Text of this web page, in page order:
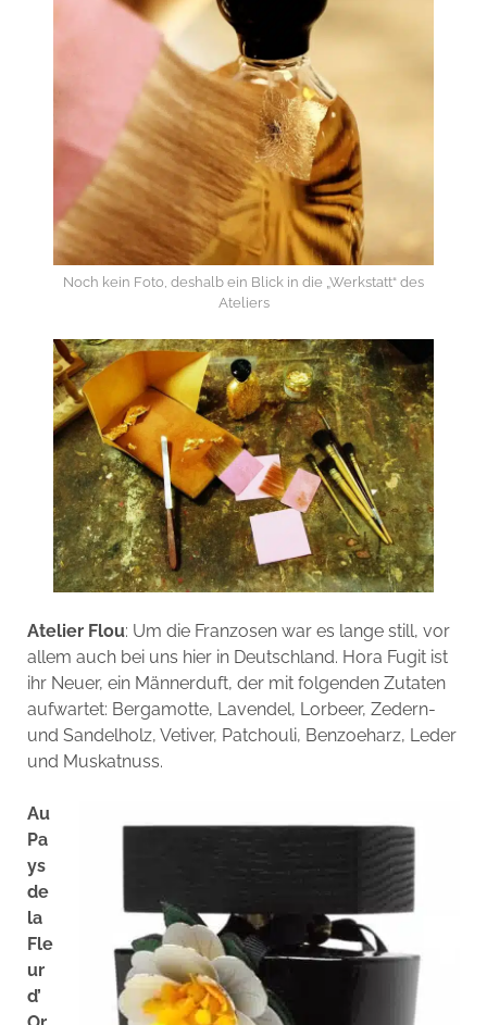
Noch kein Foto, deshalb ein Blick in die „Werkstatt“ des
Ateliers
Atelier Flou: Um die Franzosen war es lange still, vor
allem auch bei uns hier in Deutschland. Hora Fugit ist
ihr Neuer, ein Männerduft, der mit folgenden Zutaten
aufwartet: Bergamotte, Lavendel, Lorbeer, Zedern-
und Sandelholz, Vetiver, Patchouli, Benzoeharz, Leder
und Muskatnuss.
Au
Pa
ys
de
la
Fle
ur
d’